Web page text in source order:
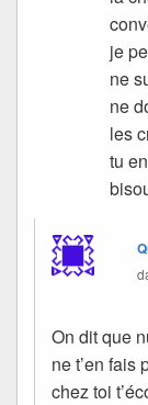
je
ne
ne
les
tu
On dit que
ne t’en fais
chez toi